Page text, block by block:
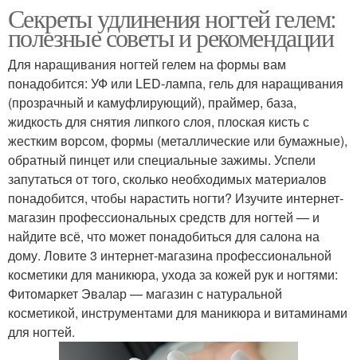
Секреты удлинения ногтей гелем:
полезные советы и рекомендации
Для наращивания ногтей гелем на формы вам
понадобится: УФ или LED-лампа, гель для наращивания
(прозрачный и камуфлирующий), праймер, база,
жидкость для снятия липкого слоя, плоская кисть с
жестким ворсом, формы (металлические или бумажные),
обратный пинцет или специальные зажимы. Успели
запутаться от того, сколько необходимых материалов
понадобится, чтобы нарастить ногти? Изучите интернет-
магазин профессиональных средств для ногтей — и
найдите всё, что может понадобиться для салона на
дому. Ловите 3 интернет-магазина профессиональной
косметики для маникюра, ухода за кожей рук и ногтями:
Фитомаркет Эвалар — магазин с натуральной
косметикой, инструментами для маникюра и витаминами
для ногтей.